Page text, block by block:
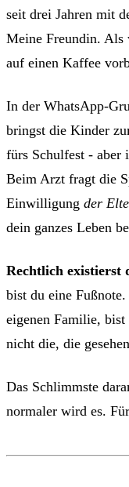
seit drei Jahren mit
Meine Freundin. Als
auf einen Kaffee
In der WhatsApp-
bringst die Kinder
fürs Schulfest - aber
Beim Arzt fragt die
Einwilligung der
dein ganzes Leben
Rechtlich existierst
bist du eine
eigenen Familie,
nicht die, die
Das Schlimmste
normaler wird es.